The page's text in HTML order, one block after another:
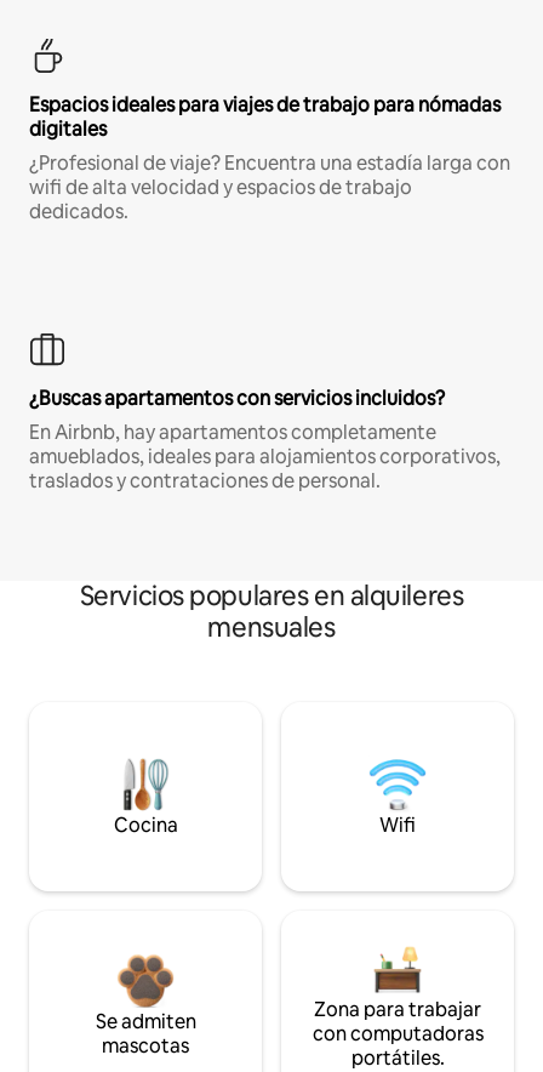
Espacios ideales para viajes de trabajo para nómadas
digitales
¿Profesional de viaje? Encuentra una estadía larga con
wifi de alta velocidad y espacios de trabajo
dedicados.
¿Buscas apartamentos con servicios incluidos?
En Airbnb, hay apartamentos completamente
amueblados, ideales para alojamientos corporativos,
traslados y contrataciones de personal.
Servicios populares en alquileres
mensuales
Cocina Wifi
Se admiten
mascotas
Zona para trabajar
con computadoras
portátiles.